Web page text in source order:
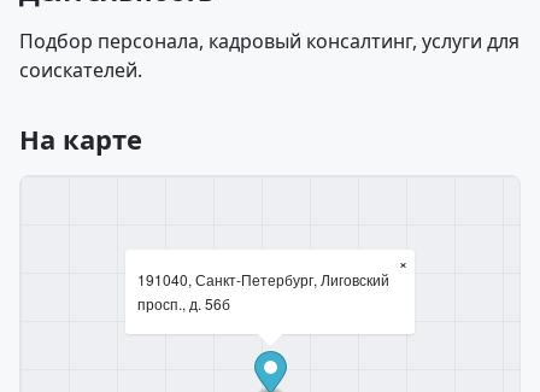
Подбор персонала, кадровый консалтинг, услуги для
соискателей.
На карте
191040, Санкт-Петербург, Лиговский
просп., д. 56б
×